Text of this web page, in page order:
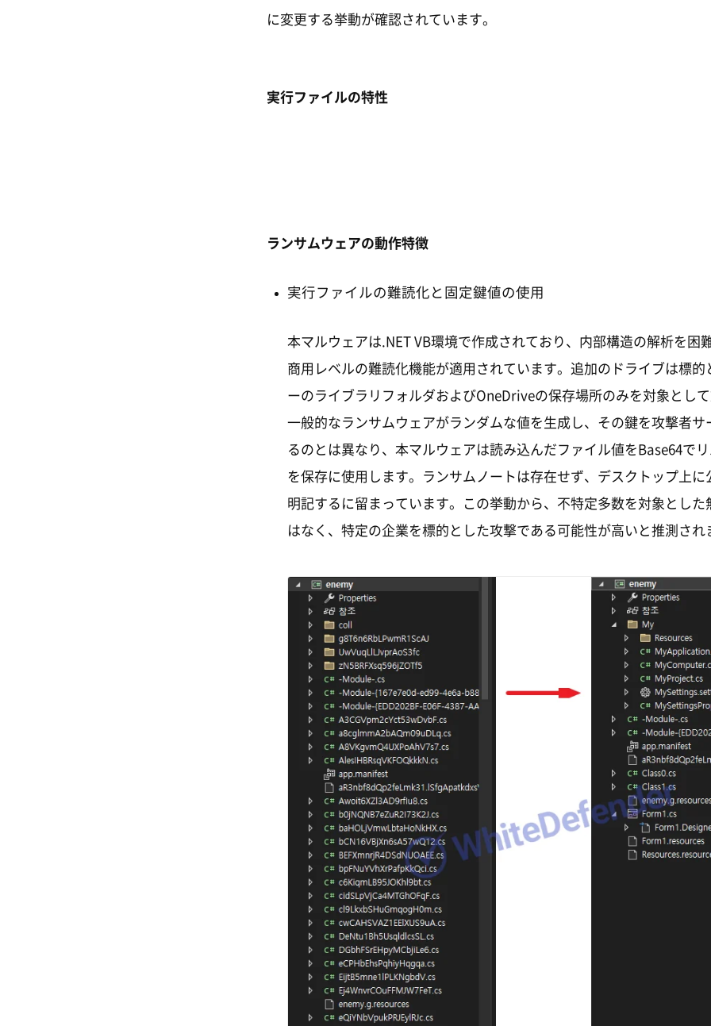
に変更する挙動が確認されています。
実行ファイルの特性
ランサムウェアの動作特徴
実行ファイルの難読化と固定鍵値の使用
本マルウェアは.NET VB環境で作成されており、内部構造の解析を困
商用レベルの難読化機能が適用されています。追加のドライブは標的
ーのライブラリフォルダおよびOneDriveの保存場所のみを対象とし
一般的なランサムウェアがランダムな値を生成し、その鍵を攻撃者サ
るのとは異なり、本マルウェアは読み込んだファイル値をBase64で
を保存に使用します。ランサムノートは存在せず、デスクトップ上に
明記するに留まっています。この挙動から、不特定多数を対象とした
はなく、特定の企業を標的とした攻撃である可能性が高いと推測され